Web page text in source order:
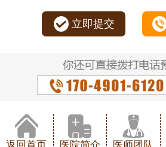
立即提交
返回首页 医院简介 医师团队